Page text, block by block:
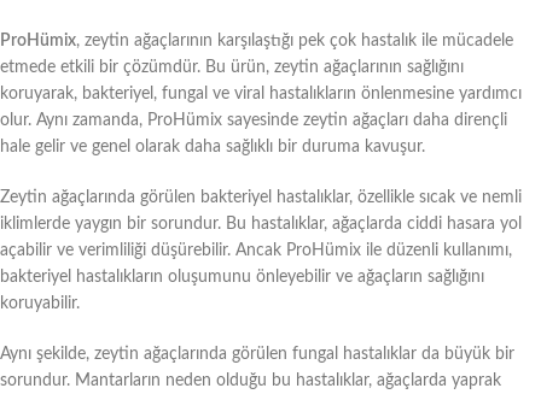
ProHümix, zeytin ağaçlarının karşılaştığı pek çok hastalık ile mücadele
etmede etkili bir çözümdür. Bu ürün, zeytin ağaçlarının sağlığını
koruyarak, bakteriyel, fungal ve viral hastalıkların önlenmesine yardımcı
olur. Aynı zamanda, ProHümix sayesinde zeytin ağaçları daha dirençli
hale gelir ve genel olarak daha sağlıklı bir duruma kavuşur.
Zeytin ağaçlarında görülen bakteriyel hastalıklar, özellikle sıcak ve nemli
iklimlerde yaygın bir sorundur. Bu hastalıklar, ağaçlarda ciddi hasara yol
açabilir ve verimliliği düşürebilir. Ancak ProHümix ile düzenli kullanımı,
bakteriyel hastalıkların oluşumunu önleyebilir ve ağaçların sağlığını
koruyabilir.
Aynı şekilde, zeytin ağaçlarında görülen fungal hastalıklar da büyük bir
sorundur. Mantarların neden olduğu bu hastalıklar, ağaçlarda yaprak